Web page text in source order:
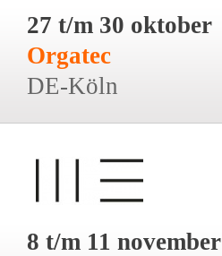
27 t/m 30 oktober
Orgatec
DE-Köln
8 t/m 11 november